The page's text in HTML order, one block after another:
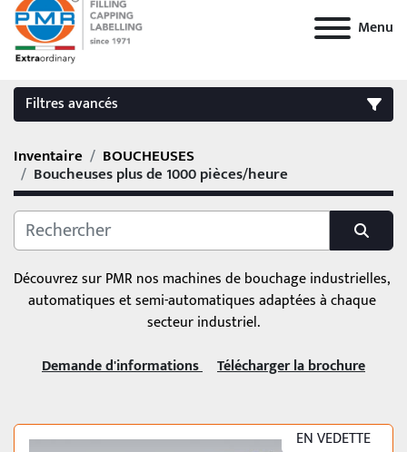
Menu
Filtres avancés
FILTRES(2)
BOUCHEUSES
Boucheuses plus de 1000 pièces/heure
CATÉGORIE
Inventaire BOUCHEUSES
Boucheuses plus de 1000 pièces/heure
Découvrez sur PMR nos machines de bouchage industrielles,
automatiques et semi-automatiques adaptées à chaque
secteur industriel.
Demande d'informations Télécharger la brochure
EN VEDETTE